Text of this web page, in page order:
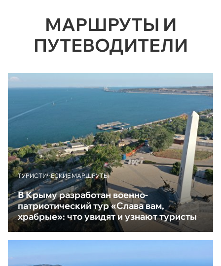
МАРШРУТЫ И
ПУТЕВОДИТЕЛИ
ТУРИСТИЧЕСКИЕ МАРШРУТЫ
В Крыму разработан военно-
патриотический тур «Слава вам,
храбрые»: что увидят и узнают туристы